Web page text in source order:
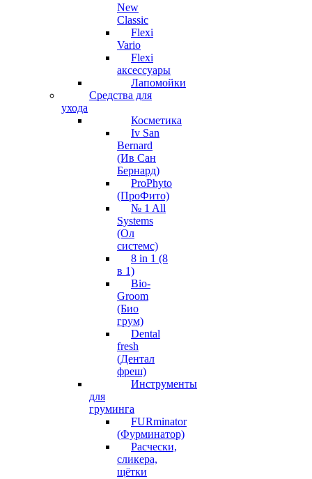
New
Classic
Flexi
Vario
Flexi
аксессуары
Лапомойки
Средства для
ухода
Косметика
Iv San
Bernard
(Ив Сан
Бернард)
ProPhyto
(ПроФито)
№ 1 All
Systems
(Ол
системс)
8 in 1 (8
в 1)
Bio-
Groom
(Био
грум)
Dental
fresh
(Дентал
фреш)
Инструменты
для
груминга
FURminator
(Фурминатор)
Расчески,
сликера,
щётки